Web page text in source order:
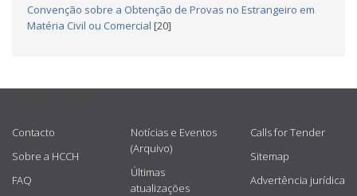
Convenção sobre a Obtenção de Provas no Estrangeiro em
Matéria Civil ou Comercial [20]
Contacto
Sobre a HCCH
FAQ
Notícias e Eventos
(Arquivo)
Últimas
atualizações
Calls for Tender
Sitemap
Advertência jurídica